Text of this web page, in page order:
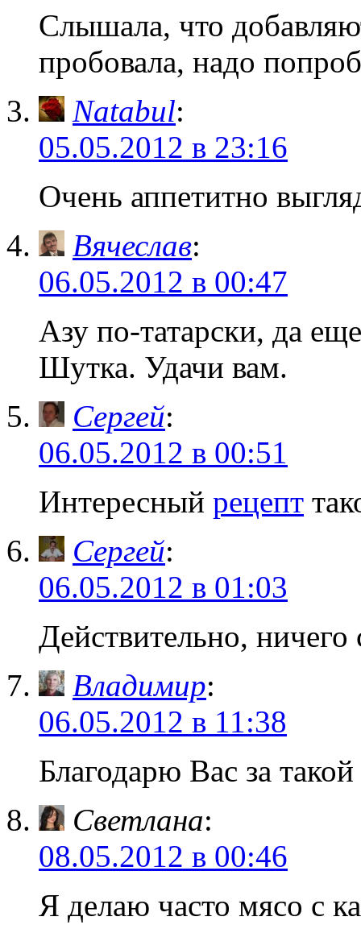
Слышала, что
пробовала, надо
Natabul:
05.05.2012 в 23:16
Очень аппетитно
Вячеслав:
06.05.2012 в 00:47
Азу по-татарски, да
Шутка. Удачи вам.
Сергей:
06.05.2012 в 00:51
Интересный рецепт
Сергей:
06.05.2012 в 01:03
Действительно,
Владимир:
06.05.2012 в 11:38
Благодарю Вас за
Светлана:
08.05.2012 в 00:46
Я делаю часто мясо с